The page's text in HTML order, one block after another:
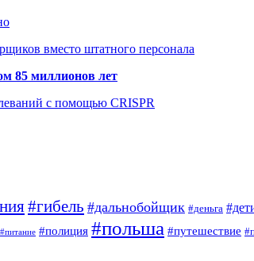
вместо штатного персонала
85 миллионов лет
с помощью CRISPR
#гибель #дальнобойщик #деньга
#питание #полиция #польша #путешествие